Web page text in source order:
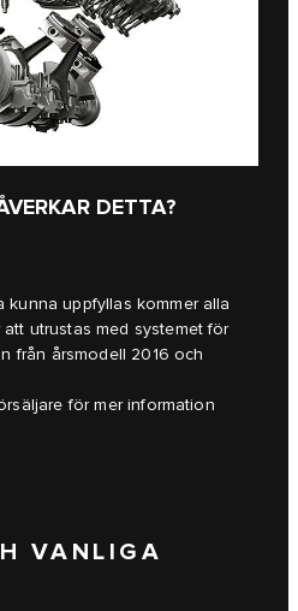
DETTA?
kunna uppfyllas kommer alla
utrustas med systemet för
från årsmodell 2016 och
för mer information
VANLIGA